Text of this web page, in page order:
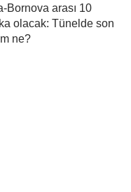
Bornova arası 10
olacak: Tünelde son
ne?